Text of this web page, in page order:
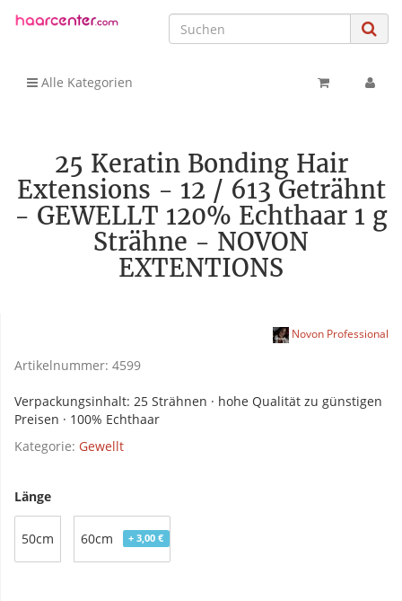
Alle Kategorien
25 Keratin Bonding Hair
Extensions - 12 / 613 Geträhnt
- GEWELLT 120% Echthaar 1 g
Strähne - NOVON
EXTENTIONS
Novon Professional
Artikelnummer: 4599
Verpackungsinhalt: 25 Strähnen · hohe Qualität zu günstigen
Preisen · 100% Echthaar
Kategorie: Gewellt
Länge
50cm 60cm + 3,00 €